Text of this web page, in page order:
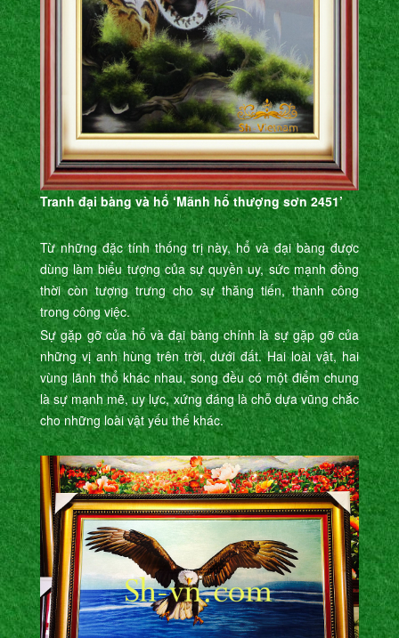
Tranh đại bàng và hổ ‘Mãnh hổ thượng sơn 2451’
Từ những đặc tính thống trị này, hổ và đại bàng được
dùng làm biểu tượng của sự quyền uy, sức mạnh đồng
thời còn tượng trưng cho sự thăng tiến, thành công
trong công việc.
Sự gặp gỡ của hổ và đại bàng chính là sự gặp gỡ của
những vị anh hùng trên trời, dưới đất. Hai loài vật, hai
vùng lãnh thổ khác nhau, song đều có một điểm chung
là sự mạnh mẽ, uy lực, xứng đáng là chỗ dựa vũng chắc
cho những loài vật yếu thế khác.